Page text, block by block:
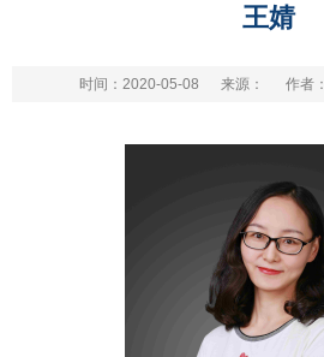
王婧
时间：2020-05-08 来源： 作者：